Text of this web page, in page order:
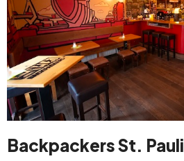
Backpackers St. Pauli